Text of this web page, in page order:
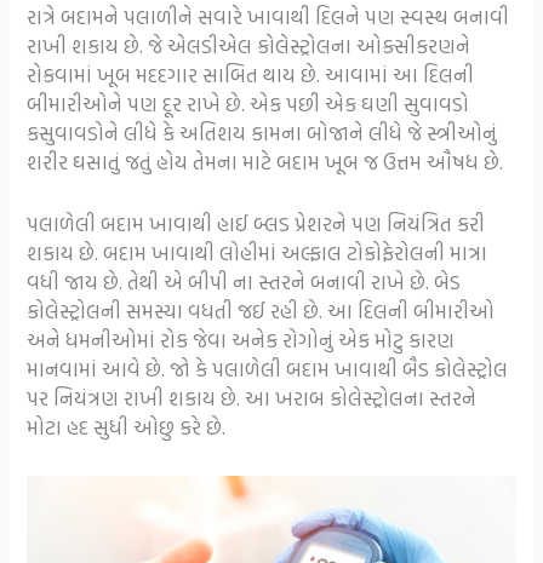
રાત્રે બદામને પલાળીને સવારે ખાવાથી દિલને પણ સ્વસ્થ બનાવી
રાખી શકાય છે. જે એલડીએલ કોલેસ્ટ્રોલના ઓક્સીકરણને
રોકવામાં ખૂબ મદદગાર સાબિત થાય છે. આવામાં આ દિલની
બીમારીઓને પણ દૂર રાખે છે.એક પછી એક ઘણી સુવાવડો
કસુવાવડોને લીધે કે અતિશય કામના બોજાને લીધે જે સ્ત્રીઓનું
શરીર ઘસાતું જતું હોય તેમના માટે બદામ ખૂબ જ ઉત્તમ ઔષધ છે.
પલાળેલી બદામ ખાવાથી હાઈ બ્લડ પ્રેશરને પણ નિયંત્રિત કરી
શકાય છે. બદામ ખાવાથી લોહીમાં અલ્ફાલ ટોકોફેરોલની માત્રા
વધી જાય છે. તેથી એ બીપી ના સ્તરને બનાવી રાખે છે. બેડ
કોલેસ્ટ્રોલની સમસ્યા વધતી જઈ રહી છે. આ દિલની બીમારીઓ
અને ધમનીઓમાં રોક જેવા અનેક રોગોનું એક મોટુ કારણ
માનવામાં આવે છે. જો કે પલાળેલી બદામ ખાવાથી બૈડ કોલેસ્ટ્રોલ
પર નિયંત્રણ રાખી શકાય છે. આ ખરાબ કોલેસ્ટ્રોલના સ્તરને
મોટા હદ સુધી ઓછુ કરે છે.